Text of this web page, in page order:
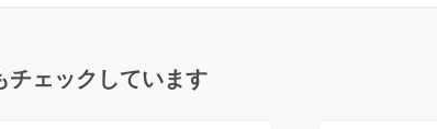
チェックしています